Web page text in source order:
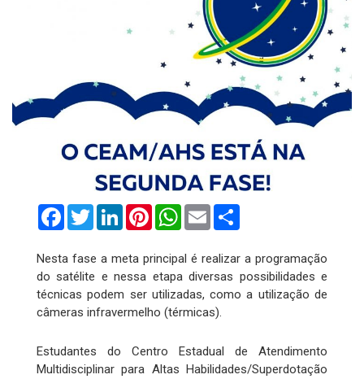
FacebookTwitterLinkedInPinterestWhatsApp
Email
Nesta fase a meta principal é realizar a programação
do satélite e nessa etapa diversas possibilidades e
técnicas podem ser utilizadas, como a utilização de
câmeras infravermelho (térmicas).
Estudantes do Centro Estadual de Atendimento
Multidisciplinar para Altas Habilidades/Superdotação